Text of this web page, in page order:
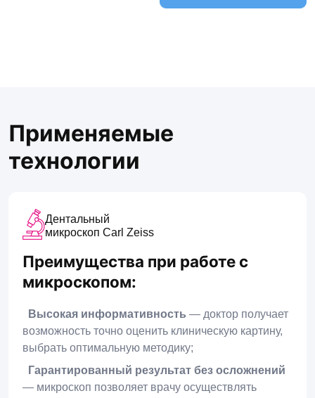
Применяемые
технологии
Дентальный
микроскоп Carl Zeiss
Преимущества при работе с
микроскопом:
Высокая информативность — доктор получает
возможность точно оценить клиническую картину,
выбрать оптимальную методику;
Гарантированный результат без осложнений
— микроскоп позволяет врачу осуществлять